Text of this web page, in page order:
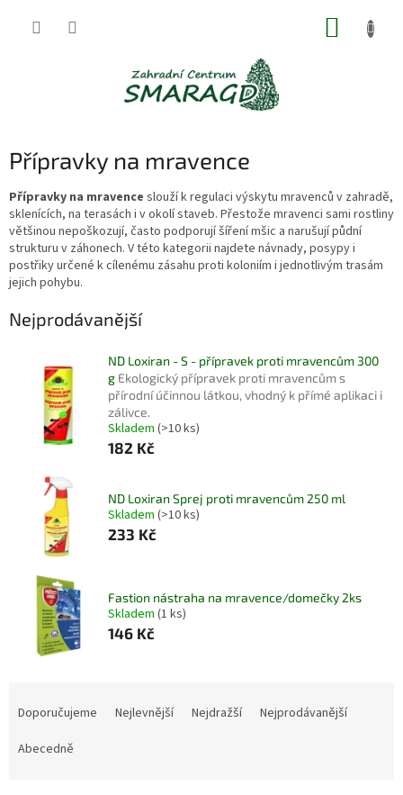
Přípravky na mravence
Přípravky na mravence slouží k regulaci výskytu mravenců v zahradě,
sklenících, na terasách i v okolí staveb. Přestože mravenci sami rostliny
většinou nepoškozují, často podporují šíření mšic a narušují půdní
strukturu v záhonech. V této kategorii najdete návnady, posypy i
postřiky určené k cílenému zásahu proti koloniím i jednotlivým trasám
jejich pohybu.
Nejprodávanější
ND Loxiran - S - přípravek proti mravencům 300
g Ekologický přípravek proti mravencům s
přírodní účinnou látkou, vhodný k přímé aplikaci i
zálivce.
Skladem (>10 ks)
182 Kč
ND Loxiran Sprej proti mravencům 250 ml
Skladem (>10 ks)
233 Kč
Fastion nástraha na mravence/domečky 2ks
Skladem (1 ks)
146 Kč
Doporučujeme Nejlevnější Nejdražší
Nejprodávanější
Abecedně